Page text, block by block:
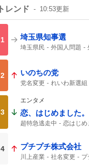
トレンド 10:53更新
1 埼玉県知事選
埼玉県民 外国人問題
2 いのちの党
党名変更 れいわ新選組
3
エンタメ
恋、はじめました。
超特急逃走中 恋はじめ
4 プチプチ株式会社
川上産業 社名変更 プ